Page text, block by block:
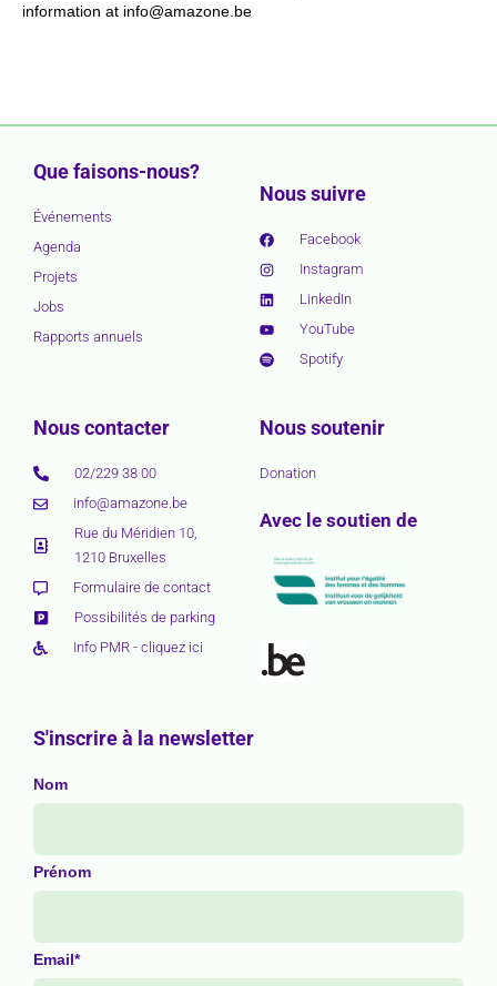
information at info@amazone.be
Que faisons-nous?
Événements
Agenda
Projets
Jobs
Rapports annuels
Nous suivre
Facebook
Instagram
LinkedIn
YouTube
Spotify
Nous contacter
02/229 38 00
info@amazone.be
Rue du Méridien 10,
1210 Bruxelles
Formulaire de contact
Possibilités de parking
Info PMR - cliquez ici
Nous soutenir
Donation
Avec le soutien de
S'inscrire à la newsletter
Nom
Prénom
Email*